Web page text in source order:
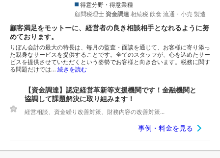
得意分野・得意業種
顧問税理士 資金調達 相続税 飲食 流通・小売 製造
顧客満足をモットーに、経営者の良き相談相手となれるように努
めております。
りぼん会計の最大の特長は、毎月の監査・面談を通じて、お客様に寄り添っ
た親身なサービスを提供することです。全てのスタッフが、心を込めたサー
ビスを提供させていただくという姿勢でお客様と向き合います。税務に関す
る問題だけでは… 続きを読む
【資金調達】認定経営革新等支援機関です！金融機関と
協調して課題解決に取り組みます！
経営相談、資金繰り改善対策、財務内容の改善対策...
事例・料金を見る